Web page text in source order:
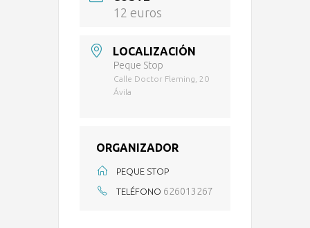
12 euros
LOCALIZACIÓN
Peque Stop
Calle Doctor Fleming, 20
Ávila
ORGANIZADOR
PEQUE STOP
TELÉFONO 626013267